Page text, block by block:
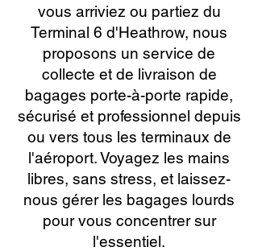
vous arriviez ou partiez du
Terminal 6 d'Heathrow, nous
proposons un service de
collecte et de livraison de
bagages porte-à-porte rapide,
sécurisé et professionnel depuis
ou vers tous les terminaux de
l'aéroport. Voyagez les mains
libres, sans stress, et laissez-
nous gérer les bagages lourds
pour vous concentrer sur
l'essentiel.